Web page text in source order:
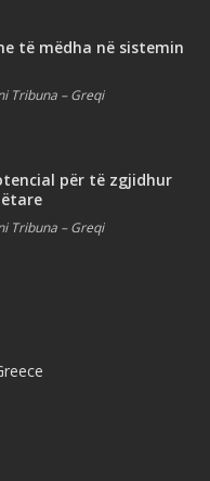
të mëdha në sistemin
Tribuna – Greqi
për të zgjidhur
Tribuna – Greqi